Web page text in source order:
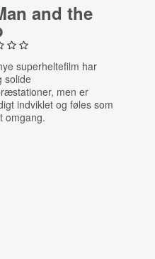
and the
superheltefilm har
solide
men er
indviklet og føles som
omgang.